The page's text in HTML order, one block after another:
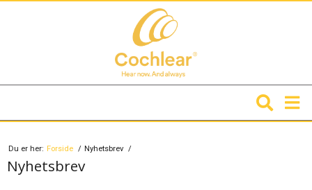
Du er her: Forside Nyhetsbrev
Nyhetsbrev